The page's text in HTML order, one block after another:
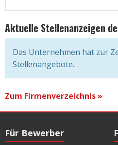
Aktuelle Stellenanzeigen
Das Unternehmen hat zur
Stellenangebote.
Zum Firmenverzeichnis »
Für Bewerber